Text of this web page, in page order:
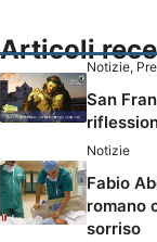
Articoli
Notizie,
San
Notizie
Fabio
romano
sorriso